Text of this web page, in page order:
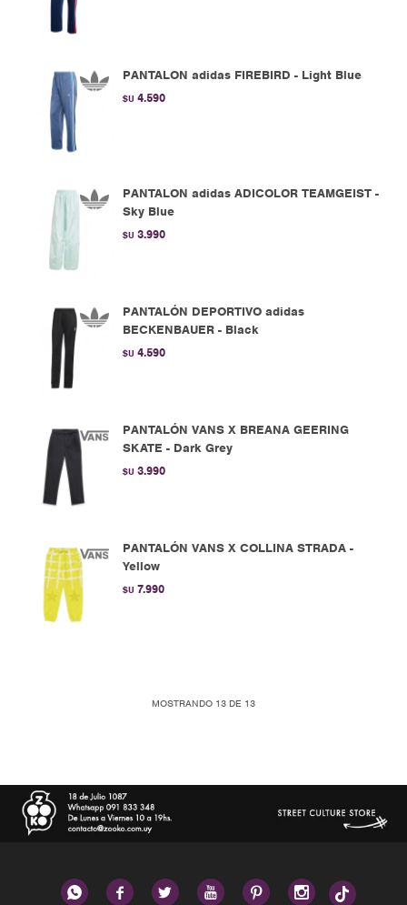
PANTALON adidas FIREBIRD - Light Blue
$U 4.590
PANTALON adidas ADICOLOR TEAMGEIST -
Sky Blue
$U 3.990
PANTALÓN DEPORTIVO adidas
BECKENBAUER - Black
$U 4.590
PANTALÓN VANS X BREANA GEERING
SKATE - Dark Grey
$U 3.990
PANTALÓN VANS X COLLINA STRADA -
Yellow
$U 7.990
MOSTRANDO 13 DE 13
     